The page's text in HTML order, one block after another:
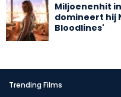
Miljoenenhit
domineert hij
Bloodlines'
Trending Films